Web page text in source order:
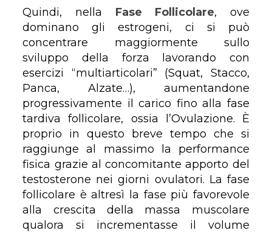
Quindi, nella Fase Follicolare, ove
dominano gli estrogeni, ci si può
concentrare maggiormente sullo
sviluppo della forza lavorando con
esercizi “multiarticolari” (Squat, Stacco,
Panca, Alzate…), aumentandone
progressivamente il carico fino alla fase
tardiva follicolare, ossia l’Ovulazione. È
proprio in questo breve tempo che si
raggiunge al massimo la performance
fisica grazie al concomitante apporto del
testosterone nei giorni ovulatori. La fase
follicolare è altresì la fase più favorevole
alla crescita della massa muscolare
qualora si incrementasse il volume